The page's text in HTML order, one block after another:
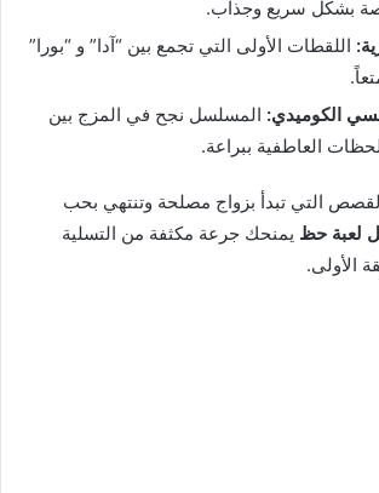
بشكل سريع وجذاب.
اللقطات الأولى التي تجمع بين “آدا” و “بورا”
الكوميدي: المسلسل نجح في المزج بين
العاطفية ببراعة.
التي تبدأ بزواج مصلحة وتنتهي بحب
لعبة حظ يمنحك جرعة مكثفة من التسلية
الأولى.